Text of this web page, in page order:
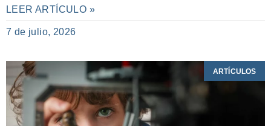
LEER ARTÍCULO »
7 de julio, 2026
ARTÍCULOS